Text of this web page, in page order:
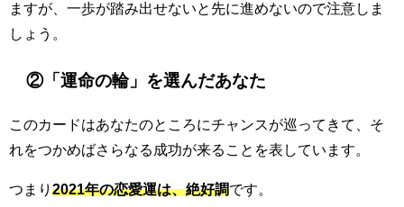
ますが、一歩が踏み出せないと先に進めないので注意しま
しょう。
②「運命の輪」を選んだあなた
このカードはあなたのところにチャンスが巡ってきて、そ
れをつかめばさらなる成功が来ることを表しています。
つまり 2021年の恋愛運は、絶好調です。